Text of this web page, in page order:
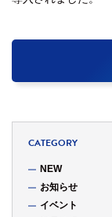
CATEGORY
NEW
お知らせ
イベント